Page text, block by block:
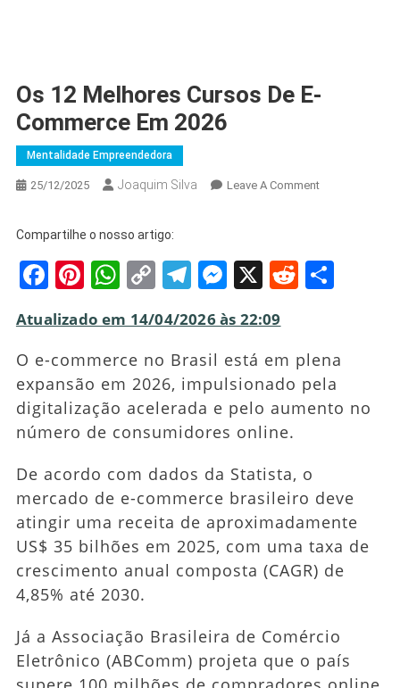
Os 12 Melhores Cursos De E-
Commerce Em 2026
Mentalidade Empreendedora
25/12/2025 Joaquim Silva Leave A CommentOn
Cursos
De
2026
Compartilhe o nosso artigo:
Facebook
Pinterest
WhatsApp
CopyTelegram
Messenger
X Reddit
Atualizado em 14/04/2026 às 22:09
O e-commerce no Brasil está em plena
expansão em 2026, impulsionado pela
digitalização acelerada e pelo aumento no
número de consumidores online.
De acordo com dados da Statista, o
mercado de e-commerce brasileiro deve
atingir uma receita de aproximadamente
US$ 35 bilhões em 2025, com uma taxa de
crescimento anual composta (CAGR) de
4,85% até 2030.
Já a Associação Brasileira de Comércio
Eletrônico (ABComm) projeta que o país